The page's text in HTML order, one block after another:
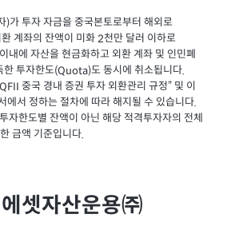
)가 투자 자금을 중국본토로부터 해외로
계좌의 잔액이 미화2천만 달러 이하로
내에 자산을 현금화하고 외환 계좌 및 인민폐
한 투자한도(Quota)도 동시에 취소됩니다.
중국 경내 증권 투자 외환관리 규정” 및 이
에서 정하는 절차에 따라 해지될 수 있습니다.
자한도별 잔액이 아닌 해당 적격투자자의 전체
금액 기준입니다.
셋자산운용㈜